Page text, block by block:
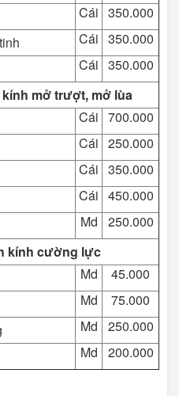
Cái 350.000
Cái 350.000
Cái 350.000
mở trượt, mở lùa
Cái 700.000
Cái 250.000
Cái 350.000
Cái 450.000
Md
250.000
kính cường lực
Md
45.000
Md
75.000
Md
250.000
Md
200.000